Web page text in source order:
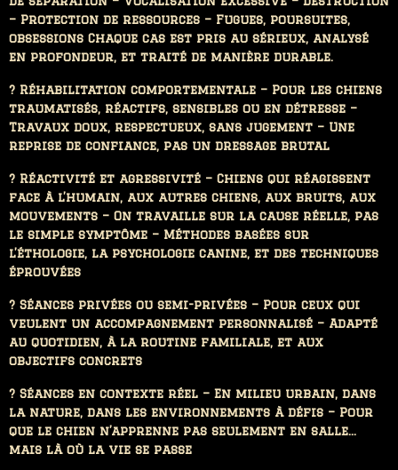
– Protection de ressources – Fugues, poursuites,
obsessions Chaque cas est pris au sérieux, analysé
en profondeur, et traité de manière durable.
? Réhabilitation comportementale – Pour les chiens
traumatisés, réactifs, sensibles ou en détresse –
Travaux doux, respectueux, sans jugement – Une
reprise de confiance, pas un dressage brutal
? Réactivité et agressivité – Chiens qui réagissent
face à l’humain, aux autres chiens, aux bruits, aux
mouvements – On travaille sur la cause réelle, pas
le simple symptôme – Méthodes basées sur
l’éthologie, la psychologie canine, et des techniques
éprouvées
? Séances privées ou semi-privées – Pour ceux qui
veulent un accompagnement personnalisé – Adapté
au quotidien, à la routine familiale, et aux
objectifs concrets
? Séances en contexte réel – En milieu urbain, dans
la nature, dans les environnements à défis – Pour
que le chien n’apprenne pas seulement en salle…
mais là où la vie se passe